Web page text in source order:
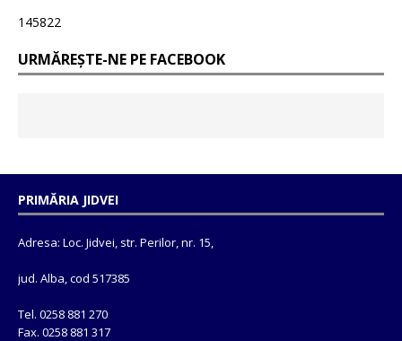
145822
URMĂREȘTE-NE PE FACEBOOK
PRIMĂRIA JIDVEI
Adresa: Loc. Jidvei, str. Perilor, nr. 15,
jud. Alba, cod 517385
Tel. 0258 881 270
Fax. 0258 881 317